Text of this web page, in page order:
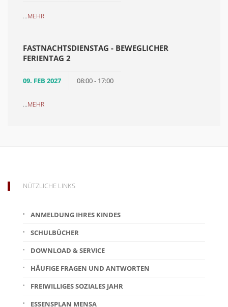
...MEHR
FASTNACHTSDIENSTAG - BEWEGLICHER
FERIENTAG 2
09. FEB 2027 08:00 - 17:00
...MEHR
NÜTZLICHE LINKS
ANMELDUNG IHRES KINDES
SCHULBÜCHER
DOWNLOAD & SERVICE
HÄUFIGE FRAGEN UND ANTWORTEN
FREIWILLIGES SOZIALES JAHR
ESSENSPLAN MENSA